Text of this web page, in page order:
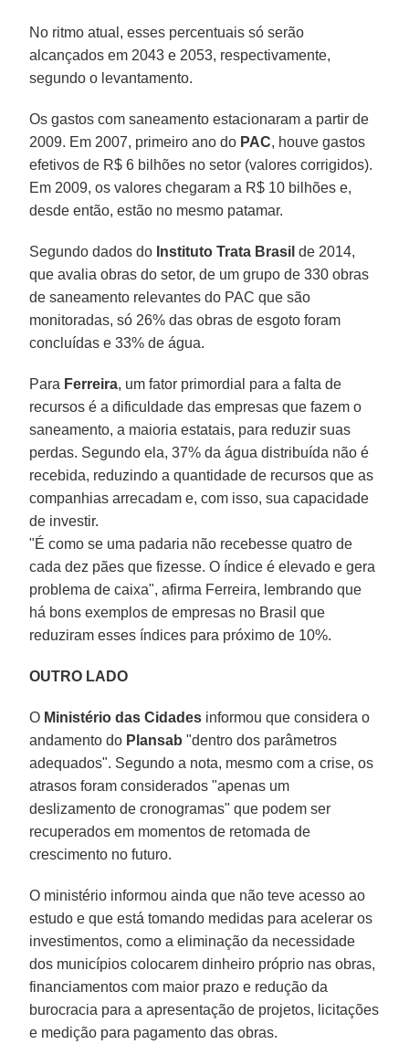
No ritmo atual, esses percentuais só serão
alcançados em 2043 e 2053, respectivamente,
segundo o levantamento.
Os gastos com saneamento estacionaram a partir de
2009. Em 2007, primeiro ano do PAC, houve gastos
efetivos de R$ 6 bilhões no setor (valores corrigidos).
Em 2009, os valores chegaram a R$ 10 bilhões e,
desde então, estão no mesmo patamar.
Segundo dados do Instituto Trata Brasil de 2014,
que avalia obras do setor, de um grupo de 330 obras
de saneamento relevantes do PAC que são
monitoradas, só 26% das obras de esgoto foram
concluídas e 33% de água.
Para Ferreira, um fator primordial para a falta de
recursos é a dificuldade das empresas que fazem o
saneamento, a maioria estatais, para reduzir suas
perdas. Segundo ela, 37% da água distribuída não é
recebida, reduzindo a quantidade de recursos que as
companhias arrecadam e, com isso, sua capacidade
de investir.
"É como se uma padaria não recebesse quatro de
cada dez pães que fizesse. O índice é elevado e gera
problema de caixa", afirma Ferreira, lembrando que
há bons exemplos de empresas no Brasil que
reduziram esses índices para próximo de 10%.
OUTRO LADO
O Ministério das Cidades informou que considera o
andamento do Plansab "dentro dos parâmetros
adequados". Segundo a nota, mesmo com a crise, os
atrasos foram considerados "apenas um
deslizamento de cronogramas" que podem ser
recuperados em momentos de retomada de
crescimento no futuro.
O ministério informou ainda que não teve acesso ao
estudo e que está tomando medidas para acelerar os
investimentos, como a eliminação da necessidade
dos municípios colocarem dinheiro próprio nas obras,
financiamentos com maior prazo e redução da
burocracia para a apresentação de projetos, licitações
e medição para pagamento das obras.